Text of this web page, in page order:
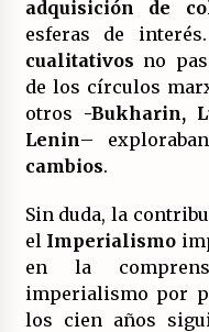
adquisición de
esferas de
cualitativos no
de los círculos
otros -Bukharin,
Lenin–
cambios.
Sin duda, la
el Imperialismo
en la
imperialismo por
los cien años